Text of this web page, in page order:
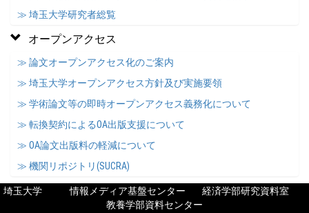
≫ 埼玉大学研究者総覧
オープンアクセス
≫ 論文オープンアクセス化のご案内
≫ 埼玉大学オープンアクセス方針及び実施要領
≫ 学術論文等の即時オープンアクセス義務化について
≫ 転換契約によるOA出版支援について
≫ OA論文出版料の軽減について
≫ 機関リポジトリ(SUCRA)
埼玉大学 情報メディア基盤センター
経済学部研究資料室
教養学部資料センター